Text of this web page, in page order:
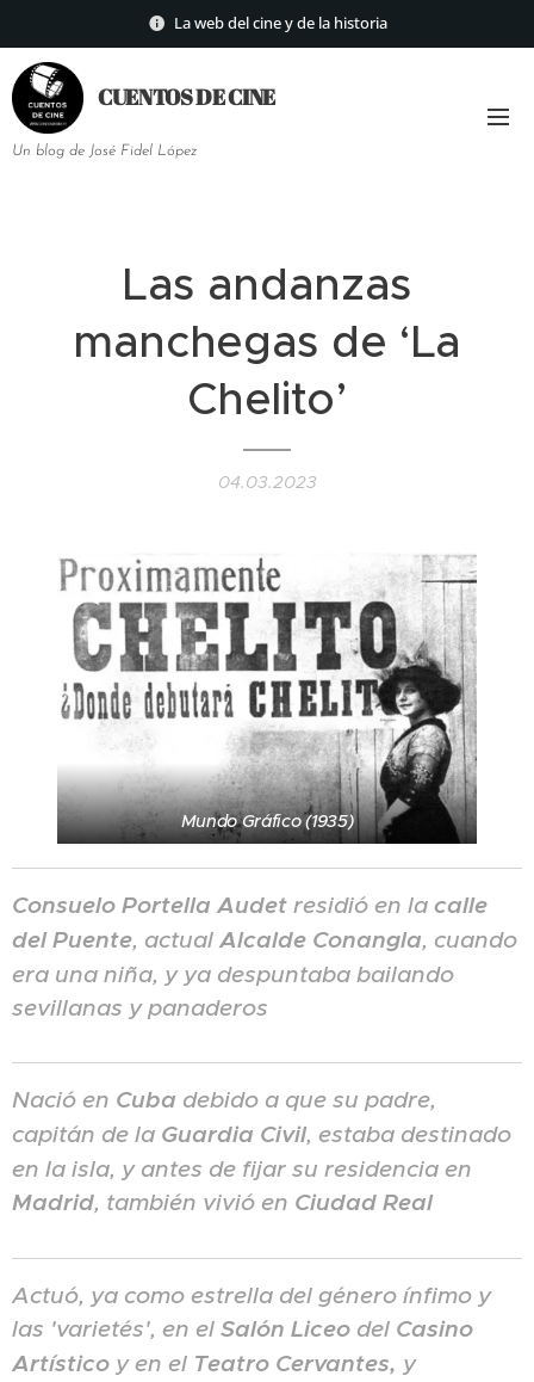
La web del cine y de la historia
CUENTOS DECINE
Un blog de José Fidel López
Las andanzas
manchegas de ‘La
Chelito’
04.03.2023
Mundo Gráfico (1935)
Consuelo Portella Audet residió en la calle
del Puente, actual Alcalde Conangla, cuando
era una niña, y ya despuntaba bailando
sevillanas y panaderos
Nació en Cuba debido a que su padre,
capitán de la Guardia Civil, estaba destinado
en la isla, y antes de fijar su residencia en
Madrid, también vivió en Ciudad Real
Actuó, ya como estrella del género ínfimo y
las 'varietés', en el Salón Liceo del Casino
Artístico y en el Teatro Cervantes, y